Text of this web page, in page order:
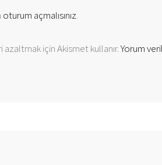
oturum açmalısınız.
için Akismet kullanır.Yorum